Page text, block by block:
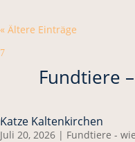
« Ältere Einträge
7
Fundtiere
Katze Kaltenkirchen
Juli 20, 2026 | Fundtiere -